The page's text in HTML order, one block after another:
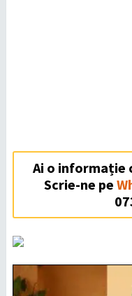
Ai o informație
Scrie-ne pe